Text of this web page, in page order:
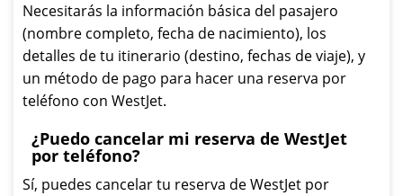
Necesitarás la información básica del pasajero
(nombre completo, fecha de nacimiento), los
detalles de tu itinerario (destino, fechas de viaje), y
un método de pago para hacer una reserva por
teléfono con WestJet.
¿Puedo cancelar mi reserva de WestJet
por teléfono?
Sí, puedes cancelar tu reserva de WestJet por